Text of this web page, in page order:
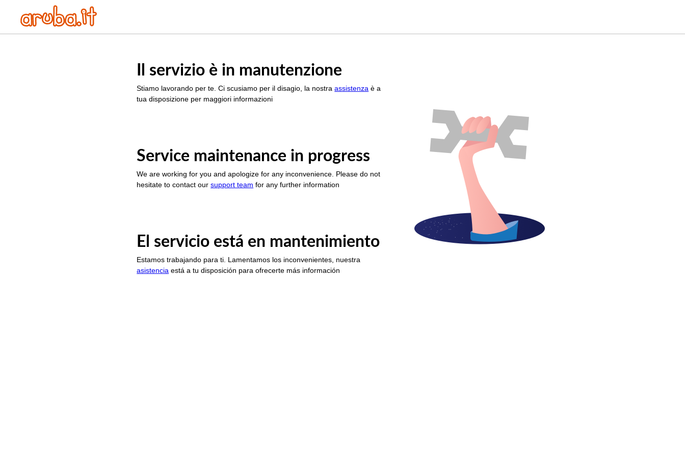
Il servizio è in manutenzione
Stiamo lavorando per te. Ci scusiamo per il disagio, la nostraassistenza è a
tua disposizione per maggiori informazioni
Service maintenance in progress
We are working for you and apologize for any inconvenience. Please do not
hesitate to contact oursupport team for any further information
El servicio está en mantenimiento
Estamos trabajando para ti. Lamentamos los inconvenientes, nuestra
asistencia está a tu disposición para ofrecerte más información